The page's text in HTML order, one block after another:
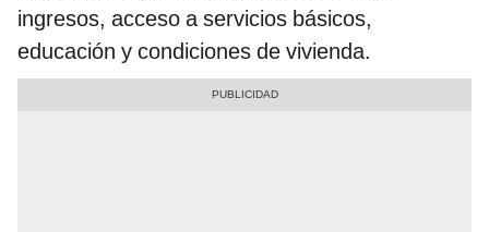
ingresos, acceso a servicios básicos,
educación y condiciones de vivienda.